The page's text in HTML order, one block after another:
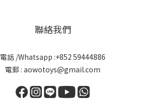
聯絡我們
電話 /Whatsapp :+852 59444886
電郵 : aowotoys@gmail.com